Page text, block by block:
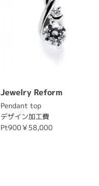
Jewelry Reform
Pendant top
デザイン加工費
Pt900￥58,000